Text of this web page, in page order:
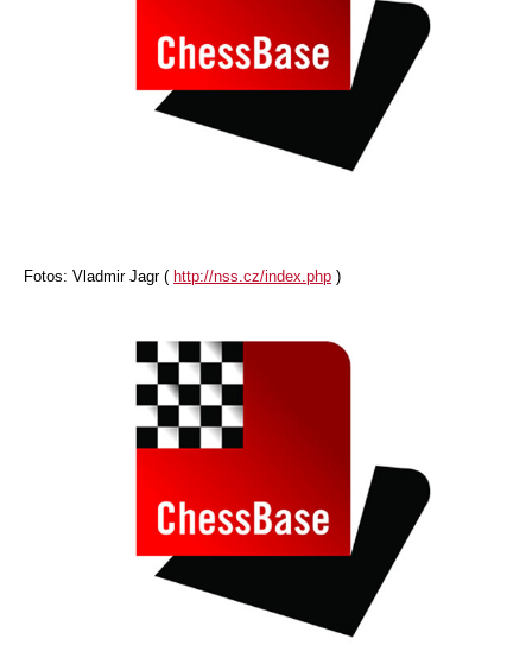
Fotos: Vladmir Jagr ( http://nss.cz/index.php )